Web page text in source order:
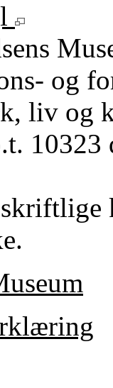
og
liv og